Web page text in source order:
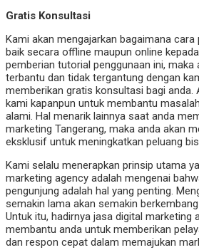
Gratis Konsultasi
Kami akan mengajarkan bagaimana
baik secara offline maupun online
pemberian tutorial penggunaan ini, maka
terbantu dan tidak tergantung dengan
memberikan gratis konsultasi bagi anda.
kami kapanpun untuk membantu
alami. Hal menarik lainnya saat anda
marketing Tangerang, maka anda akan
eksklusif untuk meningkatkan peluang
Kami selalu menerapkan prinsip utama
marketing agency adalah mengenai
pengunjung adalah hal yang penting.
semakin lama akan semakin
Untuk itu, hadirnya jasa digital marketing
membantu anda untuk memberikan
dan respon cepat dalam memajukan